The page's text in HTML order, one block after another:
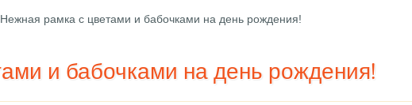
рамка с цветами и бабочками на день рождения!
и бабочками на день рождения!